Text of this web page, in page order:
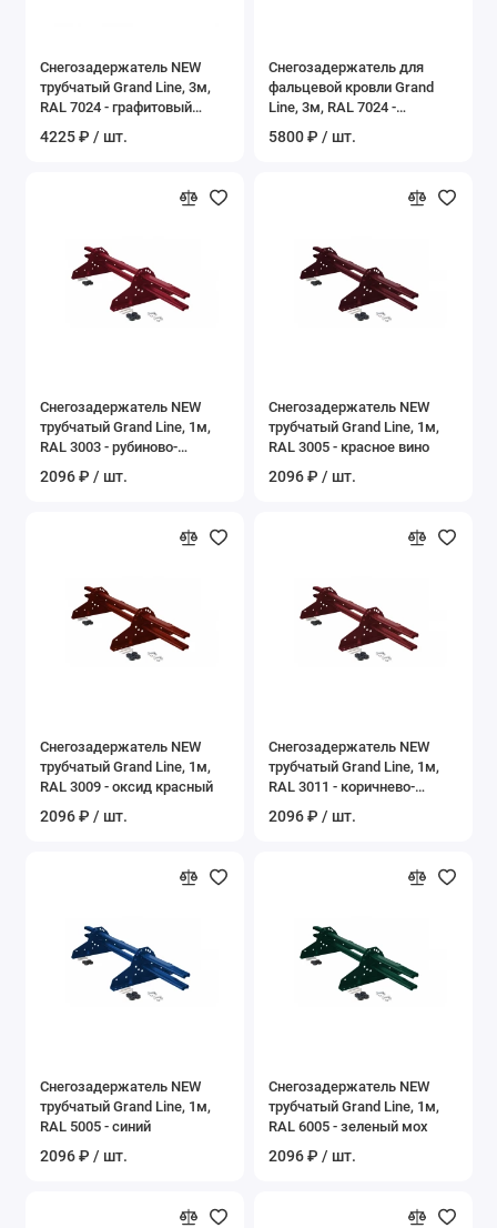
Снегозадержатель NEW
трубчатый Grand Line, 3м,
RAL 7024 - графитовый
4225 ₽ / шт.
Снегозадержатель для
фальцевой кровли Grand
Line, 3м, RAL 7024 -
5800 ₽ / шт.
Снегозадержатель NEW
трубчатый Grand Line, 1м,
RAL 3003 - рубиново-
2096 ₽ / шт.
Снегозадержатель NEW
трубчатый Grand Line, 1м,
RAL 3005 - красное вино
2096 ₽ / шт.
Снегозадержатель NEW
трубчатый Grand Line, 1м,
RAL 3009 - оксид красный
2096 ₽ / шт.
Снегозадержатель NEW
трубчатый Grand Line, 1м,
RAL 3011 - коричнево-
2096 ₽ / шт.
Снегозадержатель NEW
трубчатый Grand Line, 1м,
RAL 5005 - синий
2096 ₽ / шт.
Снегозадержатель NEW
трубчатый Grand Line, 1м,
RAL 6005 - зеленый мох
2096 ₽ / шт.